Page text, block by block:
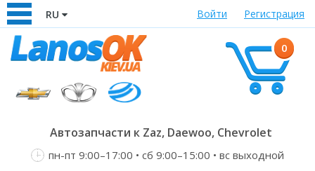
RU Войти Регистрация
0
Автозапчасти к Zaz, Daewoo, Chevrolet
пн-пт 9:00–17:00 • сб 9:00–15:00 • вс выходной